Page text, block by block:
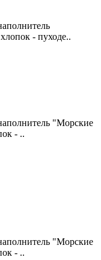
- пуходе..
"Морские
- ..
"Морские
- ..